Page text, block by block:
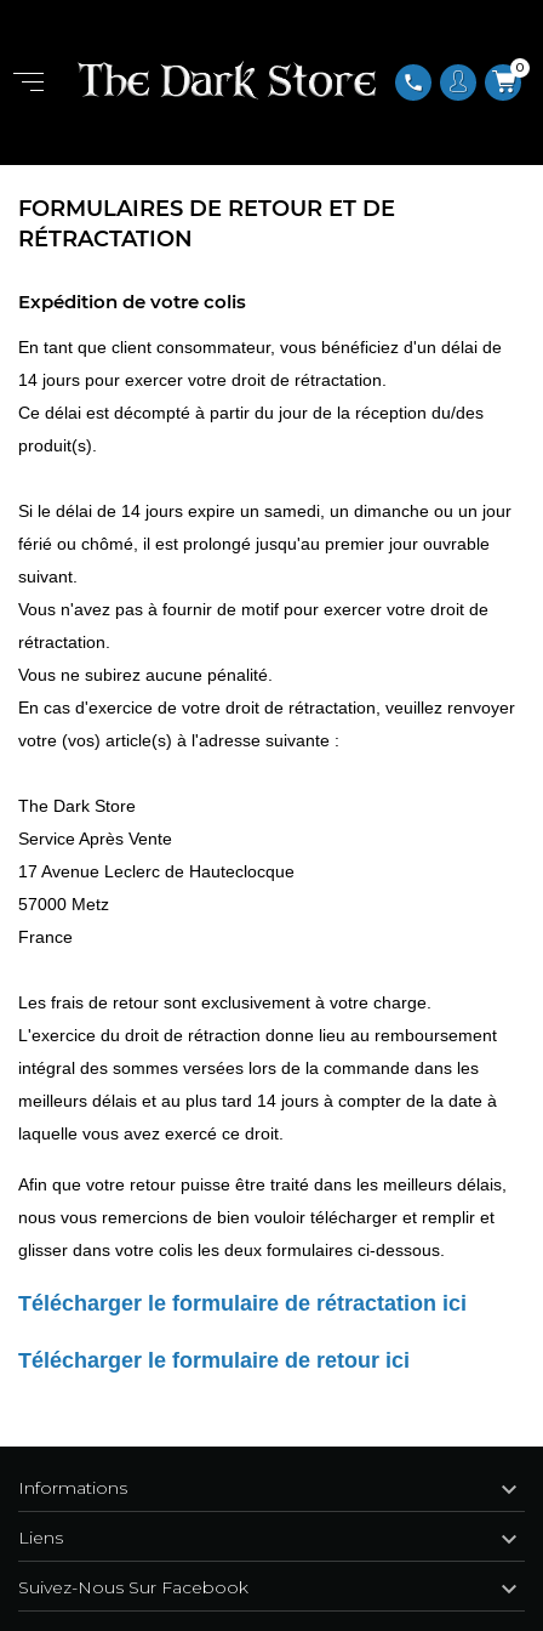
phone
0
FORMULAIRES DE RETOUR ET DE
RÉTRACTATION
Expédition de votre colis
En tant que client consommateur, vous bénéficiez d'un délai de
14 jours pour exercer votre droit de rétractation.
Ce délai est décompté à partir du jour de la réception du/des
produit(s).
Si le délai de 14 jours expire un samedi, un dimanche ou un jour
férié ou chômé, il est prolongé jusqu'au premier jour ouvrable
suivant.
Vous n'avez pas à fournir de motif pour exercer votre droit de
rétractation.
Vous ne subirez aucune pénalité.
En cas d'exercice de votre droit de rétractation, veuillez renvoyer
votre (vos) article(s) à l'adresse suivante :
The Dark Store
Service Après Vente
17 Avenue Leclerc de Hauteclocque
57000 Metz
France
Les frais de retour sont exclusivement à votre charge.
L'exercice du droit de rétraction donne lieu au remboursement
intégral des sommes versées lors de la commande dans les
meilleurs délais et au plus tard 14 jours à compter de la date à
laquelle vous avez exercé ce droit.
Afin que votre retour puisse être traité dans les meilleurs délais,
nous vous remercions de bien vouloir télécharger et remplir et
glisser dans votre colis les deux formulaires ci-dessous.
Télécharger le formulaire de rétractation ici
Télécharger le formulaire de retour ici
Informations 
Liens 
Suivez-Nous Sur Facebook 